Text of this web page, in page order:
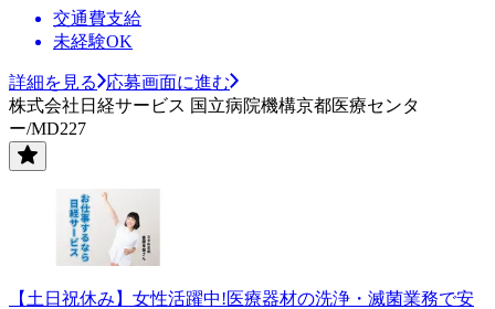
交通費支給
未経験OK
詳細を見る
応募画面に進む
株式会社日経サービス 国立病院機構京都医療センタ
ー/MD227
【土日祝休み】女性活躍中!医療器材の洗浄・滅菌業務で安